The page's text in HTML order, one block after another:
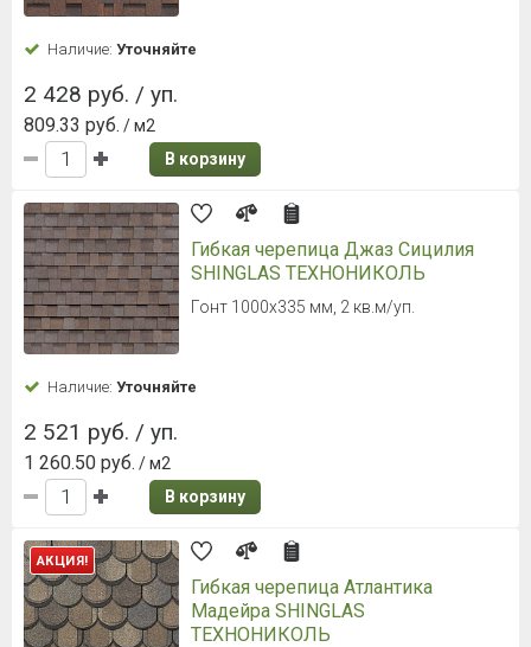
Наличие: Уточняйте
2 428 руб. / уп.
809.33 руб. / м2
В корзину
Гибкая черепица Джаз Сицилия
SHINGLAS ТЕХНОНИКОЛЬ
Гонт 1000х335 мм, 2 кв.м/уп.
Наличие: Уточняйте
2 521 руб. / уп.
1 260.50 руб. / м2
В корзину
АКЦИЯ!
Гибкая черепица Атлантика
Мадейра SHINGLAS
ТЕХНОНИКОЛЬ